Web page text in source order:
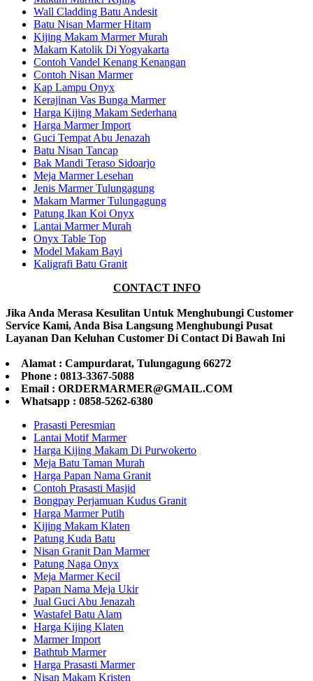
Wall Cladding Batu Andesit
Batu Nisan Marmer Hitam
Kijing Makam Marmer Murah
Makam Katolik Di Yogyakarta
Contoh Vandel Kenang Kenangan
Contoh Nisan Marmer
Kap Lampu Onyx
Kerajinan Vas Bunga Marmer
Harga Kijing Makam Sederhana
Harga Marmer Import
Guci Tempat Abu Jenazah
Batu Nisan Tancap
Bak Mandi Teraso Sidoarjo
Meja Marmer Lesehan
Jenis Marmer Tulungagung
Makam Marmer Tulungagung
Patung Ikan Koi Onyx
Lantai Marmer Murah
Onyx Table Top
Model Makam Bayi
Kaligrafi Batu Granit
CONTACT INFO
Jika Anda Merasa Kesulitan Untuk Menghubungi Customer
Service Kami, Anda Bisa Langsung Menghubungi Pusat
Layanan Dan Keluhan Customer Di Contact Di Bawah Ini
Alamat : Campurdarat, Tulungagung 66272
Phone : 0813-3367-5088
Email : ORDERMARMER@GMAIL.COM
Whatsapp : 0858-5262-6380
Prasasti Peresmian
Lantai Motif Marmer
Harga Kijing Makam Di Purwokerto
Meja Batu Taman Murah
Harga Papan Nama Granit
Contoh Prasasti Masjid
Bongpay Perjamuan Kudus Granit
Harga Marmer Putih
Kijing Makam Klaten
Patung Kuda Batu
Nisan Granit Dan Marmer
Patung Naga Onyx
Meja Marmer Kecil
Papan Nama Meja Ukir
Jual Guci Abu Jenazah
Wastafel Batu Alam
Harga Kijing Klaten
Marmer Import
Bathtub Marmer
Harga Prasasti Marmer
Nisan Makam Kristen